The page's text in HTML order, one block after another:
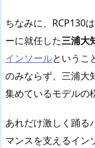
ちなみに、RCP130
ーに就任した三浦大
インソールというこ
のみならず、三浦大
集めているモデルの
あれだけ激しく踊る
マンスを支えるイン